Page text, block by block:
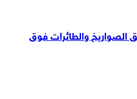
الصواريخ والطائرات فوق